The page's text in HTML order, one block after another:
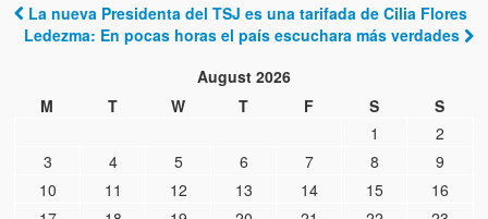
Cuentos
Chistes
Post navigation
La nueva Presidenta del TSJ es una tarifada de Cilia Flores
Ledezma: En pocas horas el país escuchara más verdades
August 2026
M
T W T F S
S
1
2
3
4 5 6 7 8
9
10
11 12 13 14 15
16